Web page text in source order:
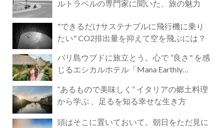
ルトラベルの専門家に聞いた、旅の魅力
"できるだけサステナブルに飛行機に乗り
たい" CO2排出量を抑えて空を飛ぶには？
バリ島ウブドに旅立とう。心で ”良さ" を感
じるエシカルホテル「Mana Earthly
“あるもので美味しく” イタリアの郷土料理
から学ぶ 、足るを知る幸せな生き方
頭はそこに置いておいて。朝日をただ見に